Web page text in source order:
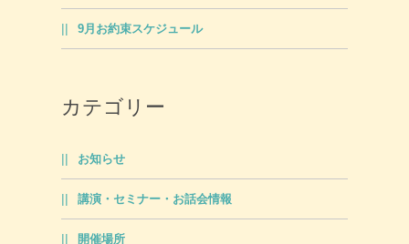
9月お約束スケジュール
カテゴリー
お知らせ
講演・セミナー・お話会情報
開催場所